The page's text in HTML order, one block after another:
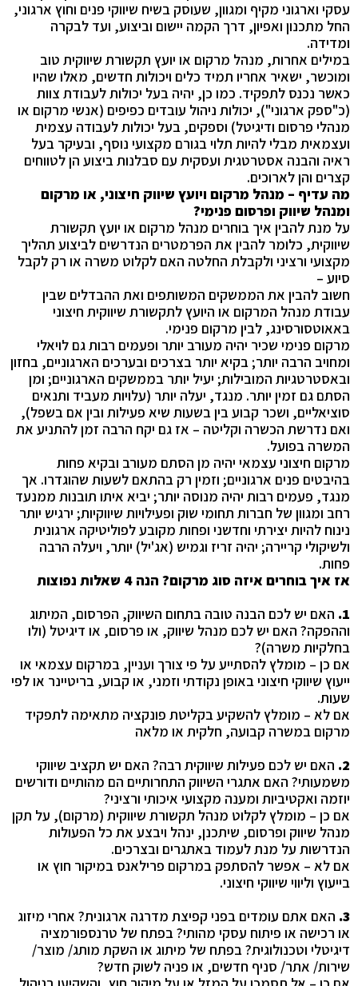
עסקי וארגוני מקיף ומגוון, שעוסק בשיח שיווקי פנים וחוץ ארגוני,
החל מתכנון ואפיון, דרך הקמה יישום וביצוע, ועד לבקרה
ומדידה.
במילים אחרות, מנהל מרקום או יועץ תקשורת שיווקית טוב
ומוכשר, ישאיר אחריו תמיד כלים ויכולות חדשים, מאלו שהיו
כאשר נכנס לתפקיד. כמו כן, יהיה בעל יכולות לעבודת צוות
(כ"ספק ארגוני"), יכולות ניהול עובדים כפיפים (אנשי מרקום או
מנהלי פרסום ודיגיטל) וספקים, בעל יכולות לעבודה עצמית
ועצמאית מבלי להיות תלוי בגורם מקצועי נוסף, ובעיקר בעל
ראיה והבנה אסטרטגית ועסקית עם סבלנות ביצוע הן לטווחים
קצרים והן לארוכים.
מה עדיף – מנהל מרקום ויועץ שיווק חיצוני, או מרקום
ומנהל שיווק ופרסום פנימי?
על מנת להבין איך בוחרים מנהל מרקום או יועץ תקשורת
שיווקית, כלומר להבין את הפרמטרים הנדרשים לביצוע תהליך
מקצועי ורציני ולקבלת החלטה האם לקלוט משרה או רק לקבל
סיוע –
חשוב להבין את הממשקים המשותפים ואת ההבדלים שבין
עבודת מנהל המרקום או היועץ לתקשורת שיווקית חיצוני
באאוטסורסינג, לבין מרקום פנימי.
מרקום פנימי שכיר יהיה מעורב יותר ופעמים רבות גם לויאלי
ומחויב הרבה יותר; בקיא יותר בצרכים ובערכים הארגוניים, בחזון
ובאסטרטגיות המובילות; יעיל יותר בממשקים הארגוניים; ומן
הסתם גם זמין יותר. מנגד, יעלה יותר (עלויות מעביד ותנאים
סוציאליים, ושכר קבוע בין בשעות שיא פעילות ובין אם בשפל),
ואם נדרשת הכשרה וקליטה – אז גם יקח הרבה זמן להתניע את
המשרה בפועל.
מרקום חיצוני עצמאי יהיה מן הסתם מעורב ובקיא פחות
בהיבטים פנים ארגוניים; וזמין רק בהתאם לשעות שהוגדרו. אך
מנגד, פעמים רבות יהיה מנוסה יותר; יביא איתו תובנות ממנעד
רחב ומגוון של חברות תחומי שוק ופעילויות שיווקיות; ירגיש יותר
נינוח להיות יצירתי וחדשני ופחות מקובע לפוליטיקה ארגונית
ולשיקולי קריירה; יהיה זריז וגמיש (אג'יל) יותר, ויעלה הרבה
פחות.
אז איך בוחרים איזה סוג מרקום? הנה 4 שאלות נפוצות
1. האם יש לכם הבנה טובה בתחום השיווק, הפרסום, המיתוג
וההפקה? האם יש לכם מנהל שיווק, או פרסום, או דיגיטל (ולו
בחלקיות משרה)?
אם כן – מומלץ להסתייע על פי צורך ועניין, במרקום עצמאי או
ייעוץ שיווקי חיצוני באופן נקודתי וזמני, או קבוע, בריטיינר או לפי
שעות.
אם לא – מומלץ להשקיע בקליטת פונקציה מתאימה לתפקיד
מרקום במשרה קבועה, חלקית או מלאה
2. האם יש לכם פעילות שיווקית רבה? האם יש תקציב שיווקי
משמעותי? האם אתגרי השיווק התחרותיים הם מהותיים ודורשים
יוזמה ואקטיביות ומענה מקצועי איכותי ורציני?
אם כן – מומלץ לקלוט מנהל תקשורת שיווקית (מרקום), על תקן
מנהל שיווק ופרסום, שיתכנן, ינהל ויבצע את כל הפעולות
הנדרשות על מנת לעמוד באתגרים ובצרכים.
אם לא – אפשר להסתפק במרקום פרילאנס במיקור חוץ או
בייעוץ וליווי שיווקי חיצוני.
3. האם אתם עומדים בפני קפיצת מדרגה ארגונית? אחרי מיזוג
או רכישה או פיתוח עסקי מהותי? בפתח של טרנספורמציה
דיגיטלי וטכנולוגית? בפתח של מיתוג או השקת מותג/ מוצר/
שירות/ אתר/ סניף חדשים, או פניה לשוק חדש?